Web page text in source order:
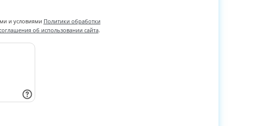
и условиями Политики обработки
об использовании сайта.